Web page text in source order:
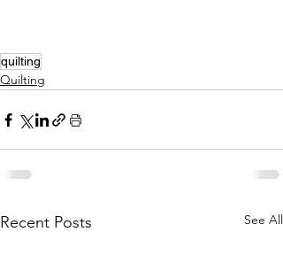
quilting
Quilting
Recent Posts See All